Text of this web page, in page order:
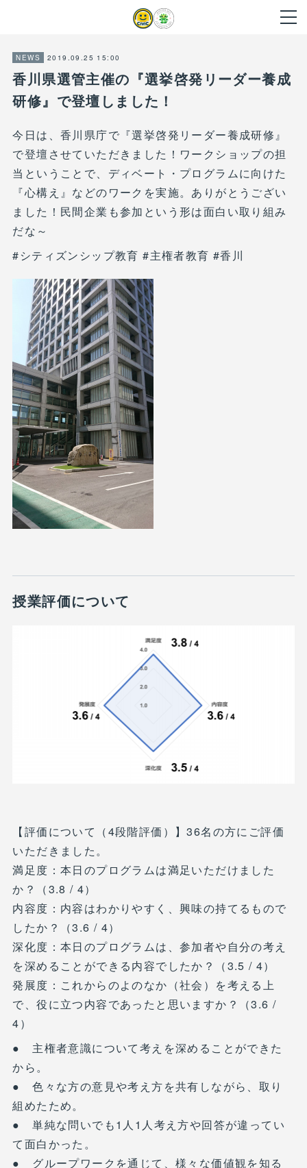
NEWS 2019.09.25 15:00
香川県選管主催の『選挙啓発リーダー養成
研修』で登壇しました！
今日は、香川県庁で『選挙啓発リーダー養成研修』
で登壇させていただきました！ワークショップの担
当ということで、ディベート・プログラムに向けた
『心構え』などのワークを実施。ありがとうござい
ました！民間企業も参加という形は面白い取り組み
だな～
#シティズンシップ教育 #主権者教育 #香川
授業評価について
【評価について（4段階評価）】36名の方にご評価
いただきました。
満足度：本日のプログラムは満足いただけました
か？（3.8 / 4）
内容度：内容はわかりやすく、興味の持てるもので
したか？（3.6 / 4）
深化度：本日のプログラムは、参加者や自分の考え
を深めることができる内容でしたか？（3.5 / 4）
発展度：これからのよのなか（社会）を考える上
で、役に立つ内容であったと思いますか？（3.6 /
4）
● 主権者意識について考えを深めることができた
から。
● 色々な方の意見や考え方を共有しながら、取り
組めたため。
● 単純な問いでも1人1人考え方や回答が違ってい
て面白かった。
● グループワークを通じて、様々な価値観を知る